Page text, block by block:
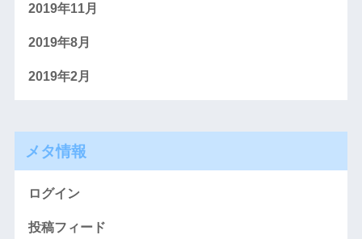
2019年11月
2019年8月
2019年2月
メタ情報
ログイン
投稿フィード